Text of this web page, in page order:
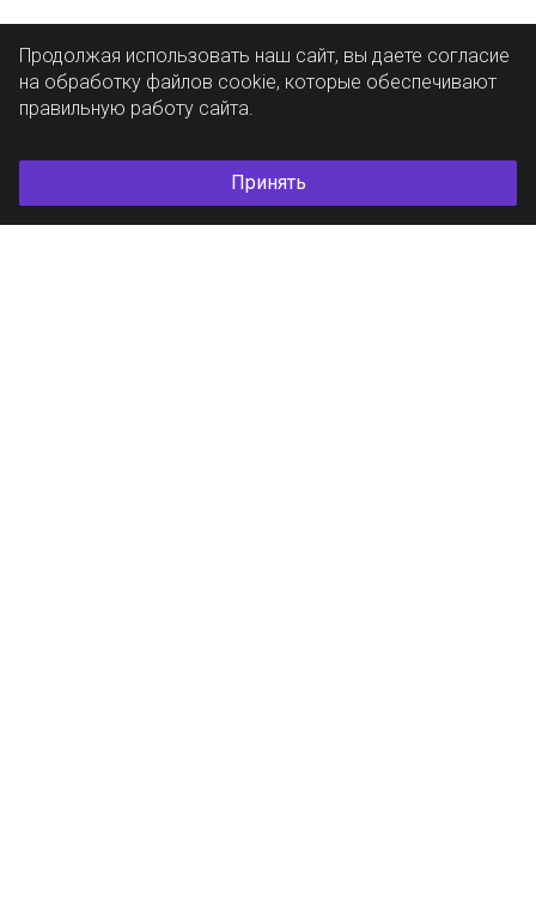
Продолжая использовать наш сайт, вы даете согласие
на обработку файлов cookie, которые обеспечивают
правильную работу сайта.
Принять